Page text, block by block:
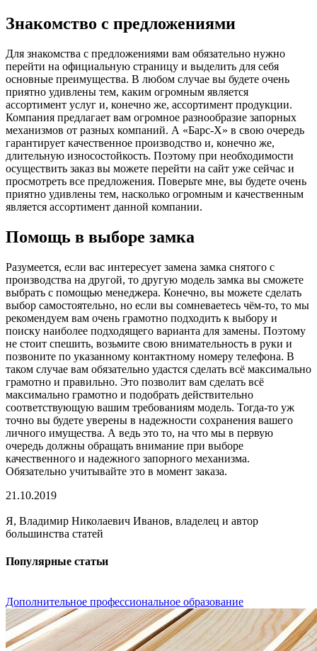
Знакомство с предложениями
Для знакомства с предложениями вам обязательно нужно
перейти на официальную страницу и выделить для себя
основные преимущества. В любом случае вы будете очень
приятно удивлены тем, каким огромным является
ассортимент услуг и, конечно же, ассортимент продукции.
Компания предлагает вам огромное разнообразие запорных
механизмов от разных компаний. А «Барс-Х» в свою очередь
гарантирует качественное производство и, конечно же,
длительную износостойкость. Поэтому при необходимости
осуществить заказ вы можете перейти на сайт уже сейчас и
просмотреть все предложения. Поверьте мне, вы будете очень
приятно удивлены тем, насколько огромным и качественным
является ассортимент данной компании.
Помощь в выборе замка
Разумеется, если вас интересует замена замка снятого с
производства на другой, то другую модель замка вы сможете
выбрать с помощью менеджера. Конечно, вы можете сделать
выбор самостоятельно, но если вы сомневаетесь чём-то, то мы
рекомендуем вам очень грамотно подходить к выбору и
поиску наиболее подходящего варианта для замены. Поэтому
не стоит спешить, возьмите свою внимательность в руки и
позвоните по указанному контактному номеру телефона. В
таком случае вам обязательно удастся сделать всё максимально
грамотно и правильно. Это позволит вам сделать всё
максимально грамотно и подобрать действительно
соответствующую вашим требованиям модель. Тогда-то уж
точно вы будете уверены в надежности сохранения вашего
личного имущества. А ведь это то, на что мы в первую
очередь должны обращать внимание при выборе
качественного и надежного запорного механизма.
Обязательно учитывайте это в момент заказа.
21.10.2019
Я, Владимир Николаевич Иванов, владелец и автор
большинства статей
Популярные статьи
Дополнительное профессиональное образование